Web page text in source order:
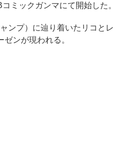
ミックガンマにて開始した。
ンプ）に辿り着いたリコとレ
ンが現われる。